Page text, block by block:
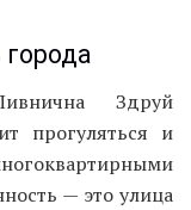
Здруй
прогуляться и
— это улица